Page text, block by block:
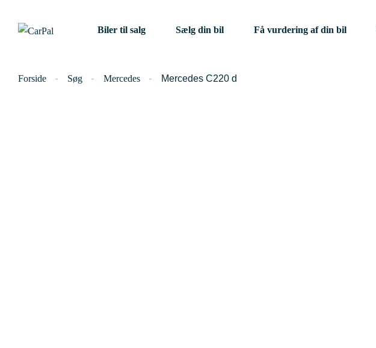
Biler til salg Sælg din bil Få vurdering af din bil
Forside Søg Mercedes Mercedes C220 d